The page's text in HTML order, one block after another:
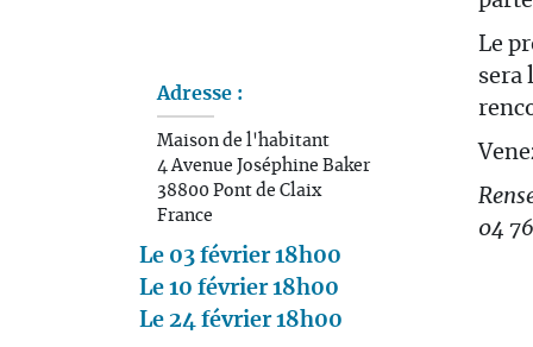
Adresse :
Maison de l'habitant
4 Avenue Joséphine Baker
38800 Pont de Claix
France
Le 03 février 18h00
Le 10 février 18h00
Le 24 février 18h00
Le
sera
04